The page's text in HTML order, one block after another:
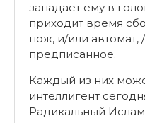
западает ему в
приходит время
нож, и/или автомат,
предписанное.
Каждый из них
интеллигент
Радикальный